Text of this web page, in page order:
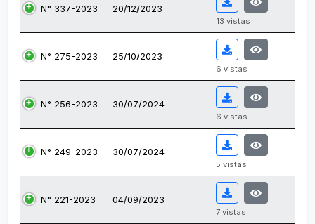
N° 337-2023 20/12/2023
13 vistas
N° 275-2023 25/10/2023
6 vistas
N° 256-2023 30/07/2024
6 vistas
N° 249-2023 30/07/2024
5 vistas
N° 221-2023 04/09/2023
7 vistas